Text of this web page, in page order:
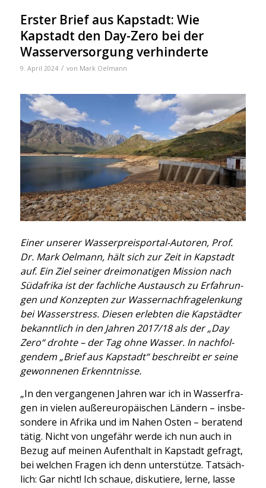
Erster Brief aus Kapstadt: Wie
Kapstadt den Day-Zero bei der
Wasserversorgung verhinderte
9. April 2024 / von Mark Oelmann
Einer unse­rer Was­ser­prei­spor­tal-Autoren, Prof.
Dr. Mark Oel­mann, hält sich zur Zeit in Kap­stadt
auf. Ein Ziel sei­ner drei­mo­na­ti­gen Mis­si­on nach
Süd­afri­ka ist der fach­li­che Aus­tausch zu Erfah­run­
gen und Kon­zep­ten zur Was­ser­nach­fra­gelen­kung
bei Was­ser­stress. Die­sen erleb­ten die Kap­städ­ter
bekannt­lich in den Jah­ren 2017/18 als der „Day
Zero“ droh­te – der Tag ohne Was­ser. In nach­fol­
gen­dem „Brief aus Kap­stadt“ beschreibt er sei­ne
gewon­ne­nen Erkennt­nis­se.
„In den ver­gan­ge­nen Jah­ren war ich in Was­ser­fra­
gen in vie­len außer­eu­ro­päi­schen Län­dern – ins­be­
son­de­re in Afri­ka und im Nahen Osten – bera­tend
tätig. Nicht von unge­fähr wer­de ich nun auch in
Bezug auf mei­nen Auf­ent­halt in Kap­stadt gefragt,
bei wel­chen Fra­gen ich denn unter­stüt­ze. Tat­säch­
lich: Gar nicht! Ich schaue, dis­ku­tie­re, ler­ne, las­se